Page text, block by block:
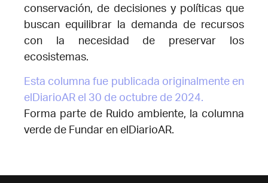
conservación, de decisiones y políticas que
buscan equilibrar la demanda de recursos
con la necesidad de preservar los
ecosistemas.
Esta columna fue publicada originalmente en
elDiarioAR el 30 de octubre de 2024.
Forma parte de Ruido ambiente, la columna
verde de Fundar en elDiarioAR.